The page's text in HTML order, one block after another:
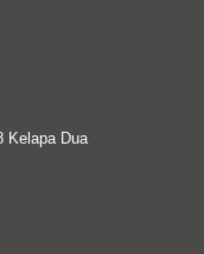
Kelapa Dua